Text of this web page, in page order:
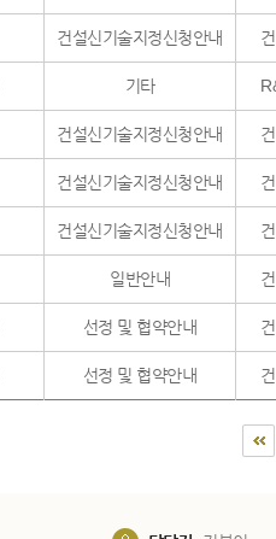
건설신기술지정신청안내
기타
건설신기술지정신청안내
건설신기술지정신청안내
건설신기술지정신청안내
일반안내
선정 및 협약안내
선정 및 협약안내